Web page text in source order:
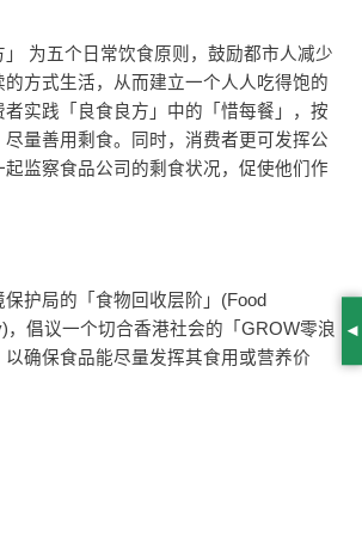
为五个日常饮食原则，鼓励都市人减少
方式生活，从而建立一个人人吃得饱的
实践「良食良方」中的「惜每餐」，按
量善用剩食。同时，消费者更可发挥公
监察食品公司的剩食状况，促使他们作
护局的「食物回收层阶」(Food
，倡议一个切合香港社会的「GROW零浪
确保食品能尽量发挥其食用或营养价